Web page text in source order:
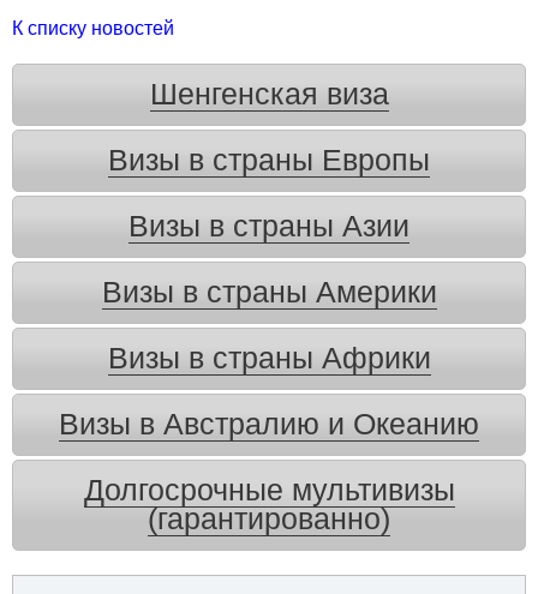
К списку новостей
Шенгенская виза
Визы в страны Европы
Визы в страны Азии
Визы в страны Америки
Визы в страны Африки
Визы в Австралию и Океанию
Долгосрочные мультивизы
(гарантированно)